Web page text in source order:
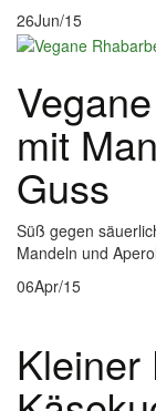
26Jun/15
mit
Guss
Süß gegen
Mandeln und
06Apr/15
Kleiner